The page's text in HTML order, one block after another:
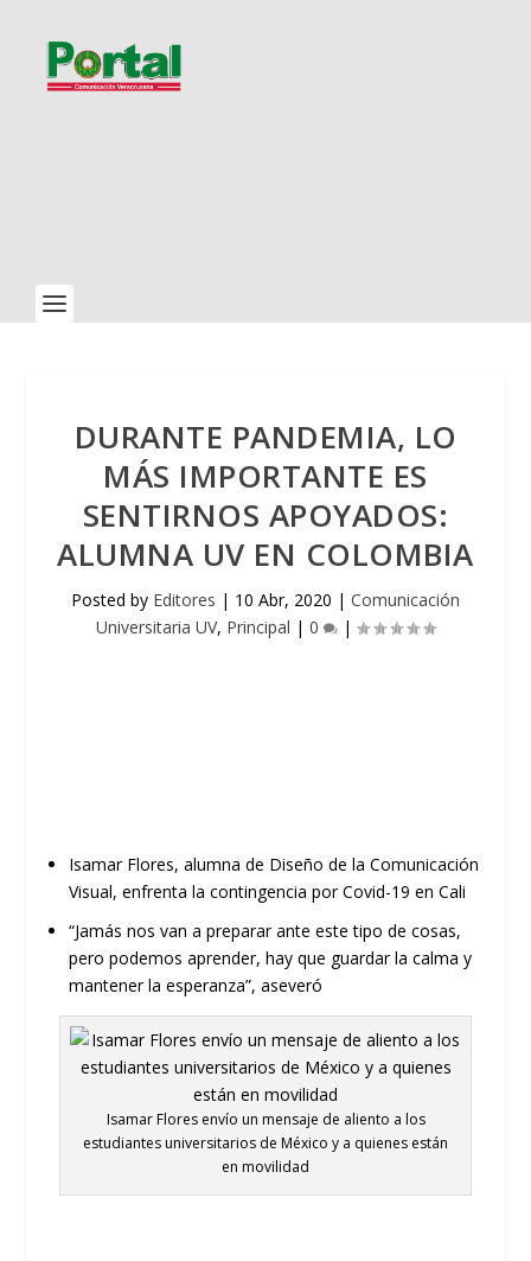
DURANTE PANDEMIA, LO
MÁS IMPORTANTE ES
SENTIRNOS APOYADOS:
ALUMNA UV EN COLOMBIA
Posted by Editores | 10 Abr, 2020 | Comunicación
Universitaria UV, Principal | 0 |
Isamar Flores, alumna de Diseño de la Comunicación
Visual, enfrenta la contingencia por Covid-19 en Cali
“Jamás nos van a preparar ante este tipo de cosas,
pero podemos aprender, hay que guardar la calma y
mantener la esperanza”, aseveró
Isamar Flores envío un mensaje de aliento a los
estudiantes universitarios de México y a quienes están
en movilidad